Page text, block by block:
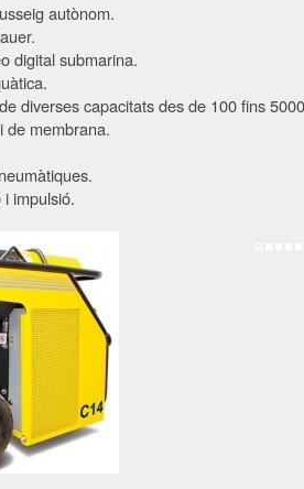
autònom.
digital submarina.
diverses capacitats des de 100 fins
de membrana.
i impulsió.